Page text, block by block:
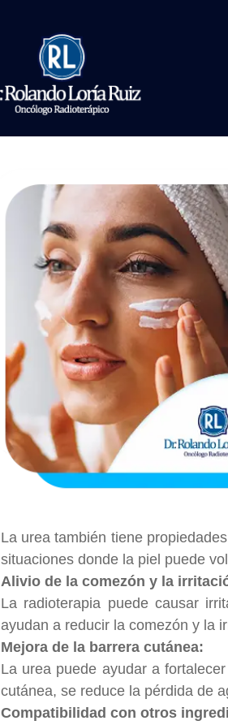
La urea también tiene
situaciones donde la piel puede
Alivio de la comezón y la
La radioterapia puede causar
ayudan a reducir la comezón y la
Mejora de la barrera cutánea:
La urea puede ayudar a
cutánea, se reduce la pérdida de
Compatibilidad con otros